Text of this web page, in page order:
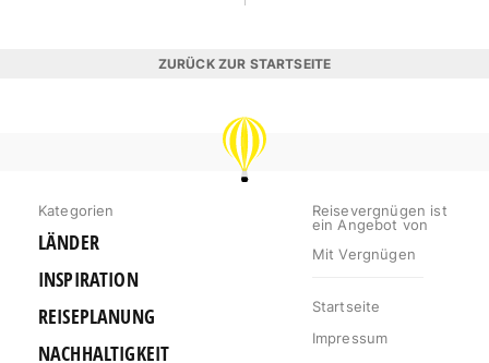
ZURÜCK ZUR STARTSEITE
REISEVERGNÜGEN
Kategorien
LÄNDER
INSPIRATION
REISEPLANUNG
NACHHALTIGKEIT
Reisevergnügen ist
ein Angebot von
Mit Vergnügen
Startseite
Impressum